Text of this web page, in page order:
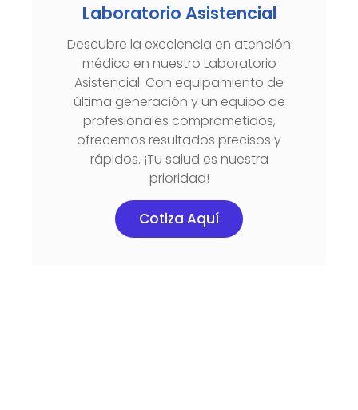
Laboratorio Asistencial
Descubre la excelencia en atención
médica en nuestro Laboratorio
Asistencial. Con equipamiento de
última generación y un equipo de
profesionales comprometidos,
ofrecemos resultados precisos y
rápidos. ¡Tu salud es nuestra
prioridad!
Cotiza Aquí